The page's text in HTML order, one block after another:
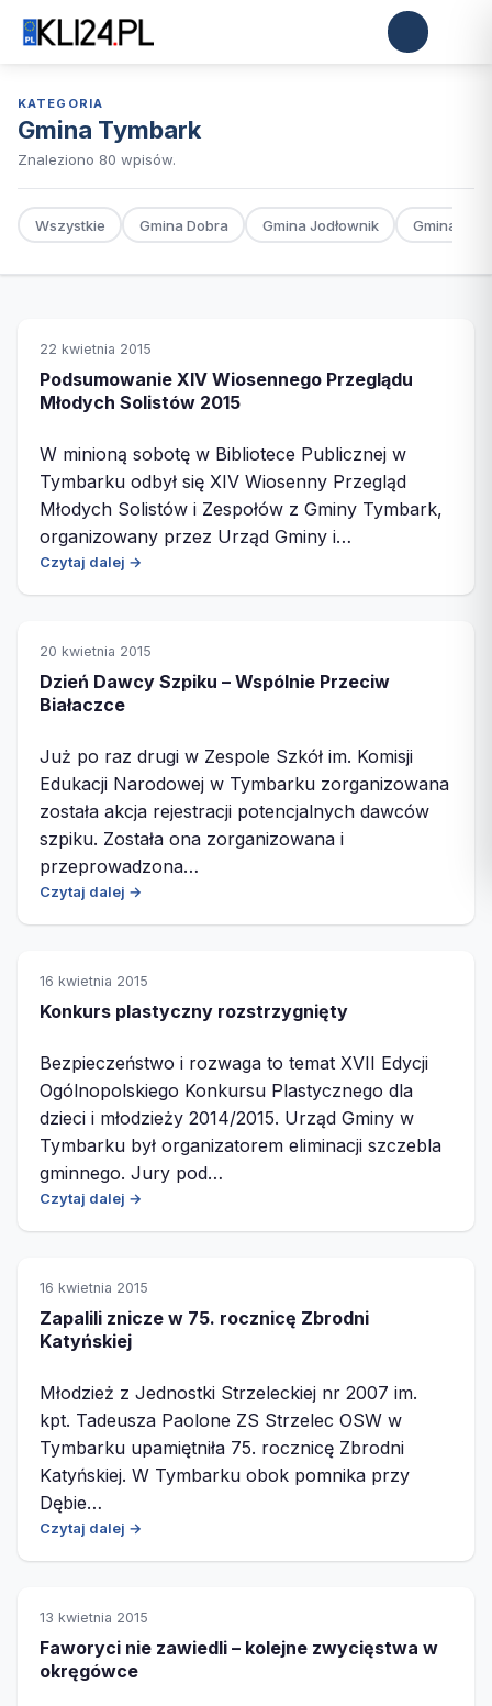
KATEGORIA
Gmina Tymbark
Znaleziono 80 wpisów.
Wszystkie Gmina Dobra Gmina Jodłownik Gmina
22 kwietnia 2015
Podsumowanie XIV Wiosennego Przeglądu
Młodych Solistów 2015
W minioną sobotę w Bibliotece Publicznej w
Tymbarku odbył się XIV Wiosenny Przegląd
Młodych Solistów i Zespołów z Gminy Tymbark,
organizowany przez Urząd Gminy i…
Czytaj dalej →
20 kwietnia 2015
Dzień Dawcy Szpiku – Wspólnie Przeciw
Białaczce
Już po raz drugi w Zespole Szkół im. Komisji
Edukacji Narodowej w Tymbarku zorganizowana
została akcja rejestracji potencjalnych dawców
szpiku. Została ona zorganizowana i
przeprowadzona…
Czytaj dalej →
16 kwietnia 2015
Konkurs plastyczny rozstrzygnięty
Bezpieczeństwo i rozwaga to temat XVII Edycji
Ogólnopolskiego Konkursu Plastycznego dla
dzieci i młodzieży 2014/2015. Urząd Gminy w
Tymbarku był organizatorem eliminacji szczebla
gminnego. Jury pod…
Czytaj dalej →
16 kwietnia 2015
Zapalili znicze w 75. rocznicę Zbrodni
Katyńskiej
Młodzież z Jednostki Strzeleckiej nr 2007 im.
kpt. Tadeusza Paolone ZS Strzelec OSW w
Tymbarku upamiętniła 75. rocznicę Zbrodni
Katyńskiej. W Tymbarku obok pomnika przy
Dębie…
Czytaj dalej →
13 kwietnia 2015
Faworyci nie zawiedli – kolejne zwycięstwa w
okręgówce